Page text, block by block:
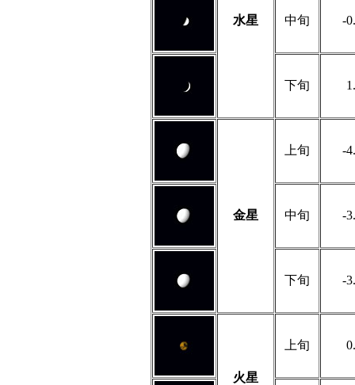
水星 中旬 -
下旬
金星
上旬 -
中旬 -
下旬 -
火星
上旬